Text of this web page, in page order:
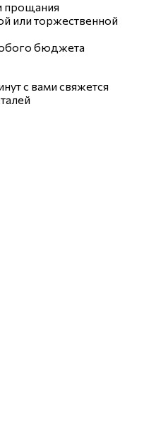
прощания
или торжественной
бюджета
с вами свяжется